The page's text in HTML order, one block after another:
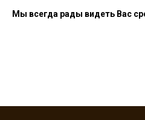
Мы всегда рады видеть Вас